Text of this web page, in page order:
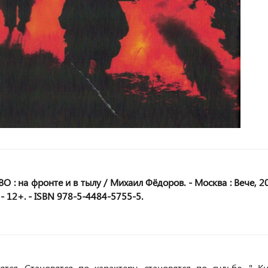
: на фронте и в тылу / Михаил Фёдоров. - Москва : Вече,
12+. - ISBN 978-5-4484-5755-5.